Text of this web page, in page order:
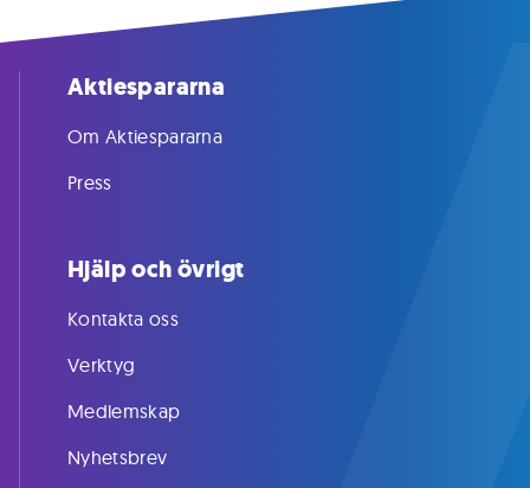
Aktiespararna
Om Aktiespararna
Press
Hjälp och övrigt
Kontakta oss
Verktyg
Medlemskap
Nyhetsbrev